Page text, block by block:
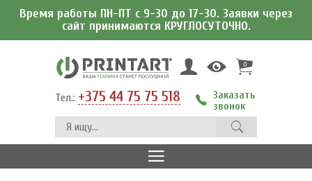
Время работы ПН-ПТ с 9-30 до 17-30. Заявки через
сайт принимаются КРУГЛОСУТОЧНО.
0
Тел.: +375 44 75 75 518
Заказать
звонок